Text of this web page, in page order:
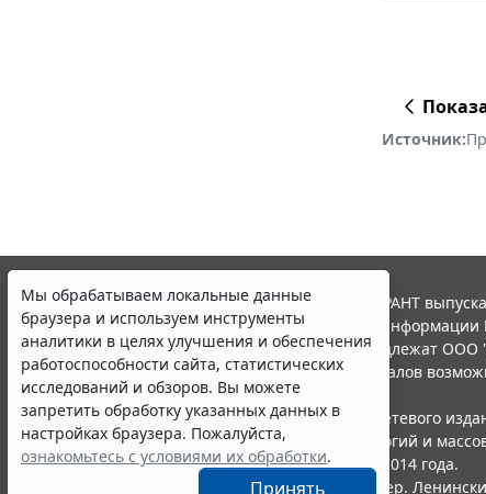
Источник:
Мы обрабатываем локальные данные
браузера и используем инструменты
аналитики в целях улучшения и обеспечения
работоспособности сайта, статистических
исследований и обзоров. Вы можете
запретить обработку указанных данных в
настройках браузера. Пожалуйста,
ознакомьтесь с условиями их обработки.
Принять
© ООО "НПП "ГАРАНТ-СЕРВИС", 2026. Система ГАРАНТ
участниками Российской ассоциации правовой информации
Все права на материалы сайта ГАРАНТ.РУ принадлежат
Полное или частичное воспроизведение материалов
Правила использования портала.
Портал ГАРАНТ.РУ зарегистрирован в качестве сетевого
надзору в сфере связи,информационных технологий и
(Роскомнадзором), Эл № ФС77-58365 от 18 июня 2014 года.
ООО "НПП "ГАРАНТ-СЕРВИС", 119234, г. Москва, тер.